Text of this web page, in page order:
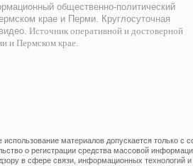
общественно-политический
крае и Перми. Круглосуточная
Источник оперативной и достоверной
и Пермском крае.
материалов допускается только с
о регистрации средства массовой
в сфере связи, информационных технологий